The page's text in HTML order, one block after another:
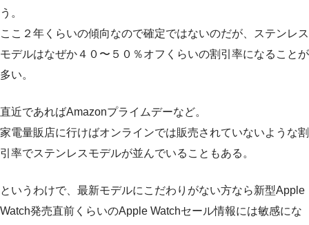
う。
ここ２年くらいの傾向なので確定ではないのだが、ステンレス
モデルはなぜか４０〜５０％オフくらいの割引率になることが
多い。
直近であればAmazonプライムデーなど。
家電量販店に行けばオンラインでは販売されていないような割
引率でステンレスモデルが並んでいることもある。
というわけで、最新モデルにこだわりがない方なら新型Apple
Watch発売直前くらいのApple Watchセール情報には敏感にな